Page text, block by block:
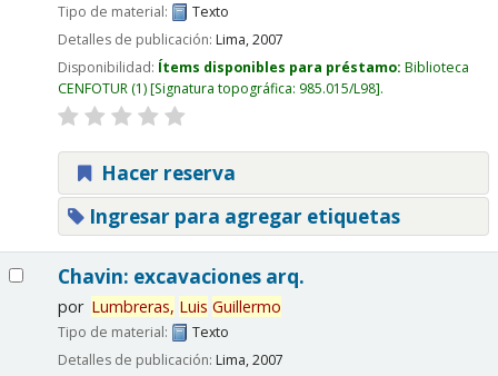
Tipo de material:
Texto
Detalles de publicación: Lima,2007
Disponibilidad: Ítems disponibles para préstamo: Biblioteca
CENFOTUR(1) Signatura topográfica: 985.015/L98 .
Hacer reserva
Ingresar para agregar etiquetas
Chavin: excavaciones arq.
por Lumbreras, Luis Guillermo
Tipo de material:
Texto
Detalles de publicación: Lima,2007